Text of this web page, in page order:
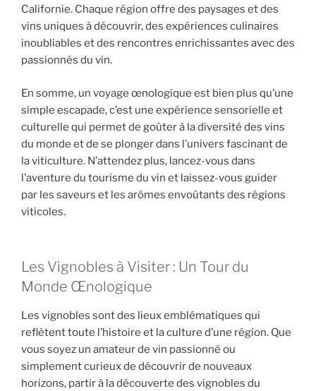
Californie. Chaque région offre des paysages et des
vins uniques à découvrir, des expériences culinaires
inoubliables et des rencontres enrichissantes avec des
passionnés du vin.
En somme, un voyage œnologique est bien plus qu’une
simple escapade, c’est une expérience sensorielle et
culturelle qui permet de goûter à la diversité des vins
du monde et de se plonger dans l’univers fascinant de
la viticulture. N’attendez plus, lancez-vous dans
l’aventure du tourisme du vin et laissez-vous guider
par les saveurs et les arômes envoûtants des régions
viticoles.
Les Vignobles à Visiter : Un Tour du
Monde Œnologique
Les vignobles sont des lieux emblématiques qui
reflètent toute l’histoire et la culture d’une région. Que
vous soyez un amateur de vin passionné ou
simplement curieux de découvrir de nouveaux
horizons, partir à la découverte des vignobles du